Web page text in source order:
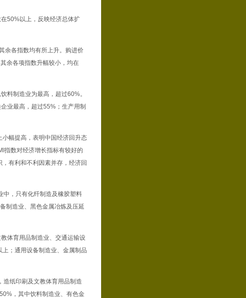
50%以上，反映经济总体扩
各指数均有所上升。购进价
余各项指数升幅较小，均在
制造业为最高，超过60%。
业最高，超过55%；生产用制
幅提高，表明中国经济回升态
指数对经济增长指标有较好的
有利和不利因素并存，经济回
，只有化纤制造及橡胶塑料
制造业、黑色金属冶炼及压延
体育用品制造业、交通运输设
；通用设备制造业、金属制品
纸印刷及文教体育用品制造
，其中饮料制造业、有色金